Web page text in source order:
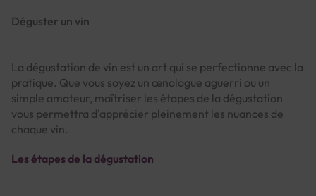
Déguster un vin
La dégustation de vin est un art qui se perfectionne avec la
pratique. Que vous soyez un œnologue aguerri ou un
simple amateur, maîtriser les étapes de la dégustation
vous permettra d'apprécier pleinement les nuances de
chaque vin.
Les étapes de la dégustation